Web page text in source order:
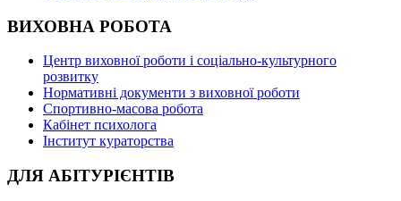
ВИХОВНА РОБОТА
Центр виховної роботи і соціально-культурного
розвитку
Нормативні документи з виховної роботи
Спортивно-масова робота
Кабінет психолога
Інститут кураторства
ДЛЯ АБІТУРІЄНТІВ